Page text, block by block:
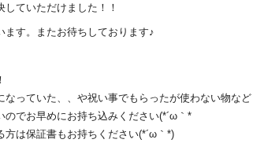
ていただけました！！
す。またお待ちしております♪
なっていた、、や祝い事でもらったが使わない物など
のでお早めにお持ち込みください(*´ω｀*
方は保証書もお持ちください(*´ω｀*)